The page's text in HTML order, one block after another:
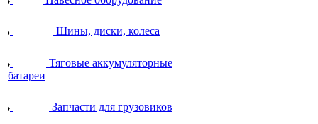
Шины, диски, колеса
Тяговые аккумуляторные
батареи
Запчасти для грузовиков